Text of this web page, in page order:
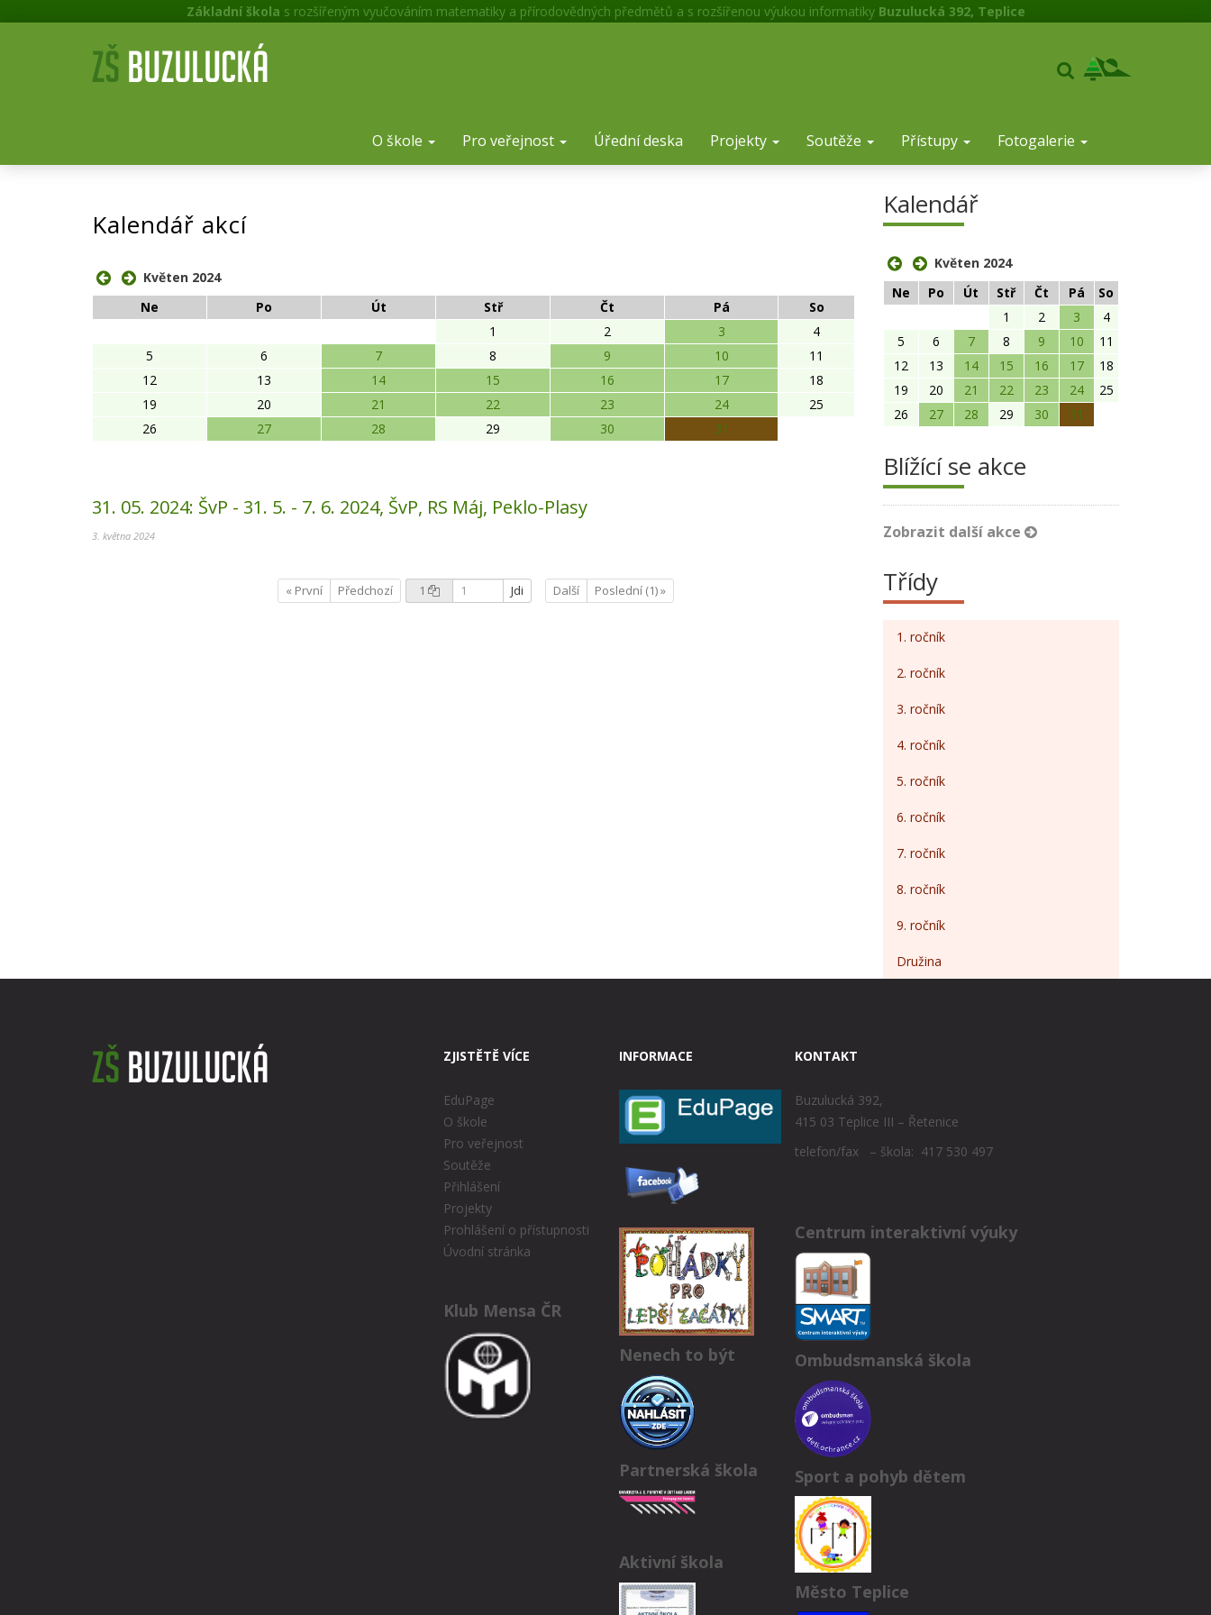
Základní škola s rozšířeným vyučováním matematiky a přírodovědných předmětů a s rozšířenou výukou informatiky Buzulucká 392, Teplice
O škole Pro veřejnost Úřední deska Projekty Soutěže Přístupy Fotogalerie
Kalendář akcí
Květen 2024
Ne
Po Út Stř Čt Pá
So
1
2 3
4
5
6 7 8 9 10
11
12
13 14 15 16 17
18
19
20 21 22 23 24
25
26
27 28 29 30 31
31. 05. 2024: ŠvP - 31. 5. - 7. 6. 2024, ŠvP, RS Máj, Peklo-Plasy
3. května 2024
« První Předchozí 1 Jdi Další Poslední (1) »
Kalendář
Květen 2024
Ne
Po Út Stř Čt Pá
So
1
2 3
4
5
6 7 8 9 10
11
12
13 14 15 16 17
18
19
20 21 22 23 24
25
26
27 28 29 30 31
Blížící se akce
Zobrazit další akce
Třídy
1. ročník
2. ročník
3. ročník
4. ročník
5. ročník
6. ročník
7. ročník
8. ročník
9. ročník
Družina
ZJISTĚTĚ VÍCE
EduPage
O škole
Pro veřejnost
Soutěže
Přihlášení
Projekty
Prohlášení o přístupnosti
Úvodní stránka
Klub Mensa ČR
INFORMACE
Nenech to být
Partnerská škola
Aktivní škola
KONTAKT
Buzulucká 392,
415 03 Teplice III – Řetenice
telefon/fax – škola: 417 530 497
Centrum interaktivní výuky
Ombudsmanská škola
Sport a pohyb dětem
Město Teplice